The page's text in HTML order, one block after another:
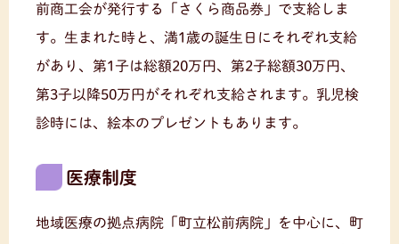
前商工会が発行する「さくら商品券」で支給しま
す。生まれた時と、満1歳の誕生日にそれぞれ支給
があり、第1子は総額20万円、第2子総額30万円、
第3子以降50万円がそれぞれ支給されます。乳児検
診時には、絵本のプレゼントもあります。
医療制度
地域医療の拠点病院「町立松前病院」を中心に、町